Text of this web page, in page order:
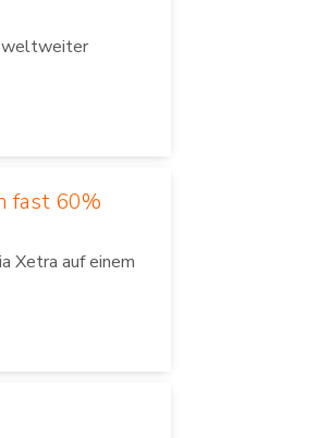
weltweiter
fast 60%
Xetra auf einem